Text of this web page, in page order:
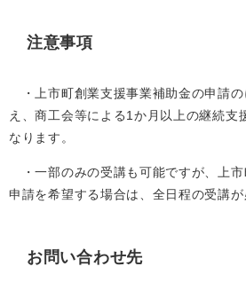
注意事項
・上市町創業支援事業補助金の申請
え、商工会等による1か月以上の継続支
なります。
・一部のみの受講も可能ですが、上
申請を希望する場合は、全日程の受講が
お問い合わせ先